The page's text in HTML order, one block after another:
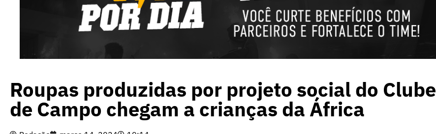
Roupas produzidas por projeto social do Clube
de Campo chegam a crianças da África